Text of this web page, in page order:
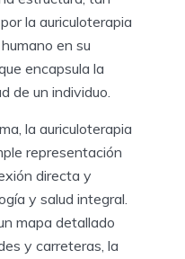
la auriculoterapia
en su
encapsula la
de un individuo.
la auriculoterapia
representación
directa y
y salud integral.
mapa detallado
y carreteras, la